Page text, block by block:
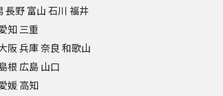
長野 富山 石川 福井
知 三重
阪兵庫奈良 和歌山
根 広島 山口
媛 高知